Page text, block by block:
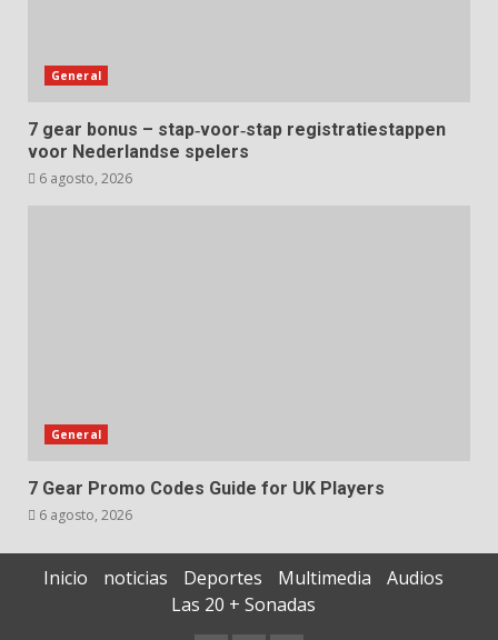
General
7 gear bonus – stap‑voor‑stap registratiestappen
voor Nederlandse spelers
6 agosto, 2026
General
7 Gear Promo Codes Guide for UK Players
6 agosto, 2026
Inicio noticias Deportes Multimedia
Audios
Las 20 + Sonadas